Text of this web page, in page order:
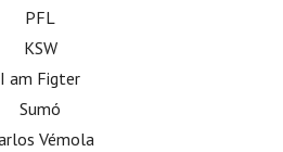
PFL
KSW
I am Figter
Sumó
Vémola